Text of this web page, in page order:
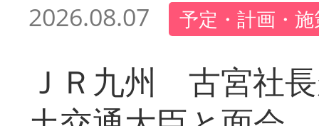
2026.08.07 予定・計画・
ＪＲ九州 古宮社